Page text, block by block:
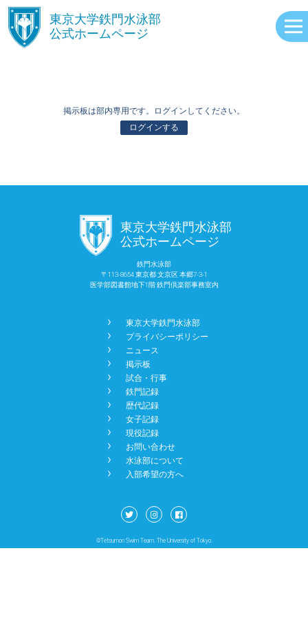
󿾱
東京大学鉄門水泳部
公式ホームページ
ABOUT
EVENTS
RECORDS
NEWS
BBS
CONTACT
掲示板は部内専用です。ログインしてください。
ログインする
󿾱 東京大学鉄門水泳部
公式ホームページ
鉄門水泳部
〒113-8654 東京都 文京区 本郷7-3-1
医学部図書館地下1階 鉄門倶楽部事務室内
󿾡 東京大学鉄門水泳部
󿾡 プライバシーポリシー
󿾡 ニュース
󿾡 掲示板
󿾡 試合・行事
󿾡 鉄門記録
󿾡 歴代記録
󿾡 女子記録
󿾡 現役記録
󿾡 お問い合わせ
󿾡 水泳部について
󿾡 入部希望の方へ
©Tetsumon Swim Team. The University of Tokyo.